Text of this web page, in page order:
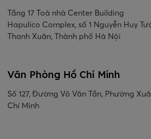
Tầng 17 Toà nhà Center Building
Hapulico Complex, số 1 Nguyễn Huy
Thanh Xuân, Thành phố Hà Nội
Văn Phòng Hồ Chí Minh
Số 127, Đường Võ Văn Tần, Phường
Chí Minh